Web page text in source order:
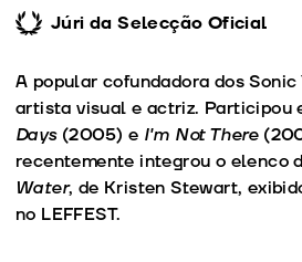
Júri da Selecção Oficial
A popular cofundadora dos Sonic
artista visual e actriz. Participou
Days(2005) e I'm Not There
recentemente integrou o elenco
Water, de Kristen Stewart,
no LEFFEST.